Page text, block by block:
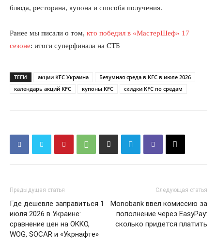
блюда, ресторана, купона и способа получения.
Ранее мы писали о том, кто победил в «МастерШеф» 17
сезоне: итоги суперфинала на СТБ
ТЕГИ акции KFC Украина
Безумная среда в KFC в июле 2026
календарь акций KFC
купоны KFC скидки KFC по средам
Предыдущая статья
Где дешевле заправиться 1
июля 2026 в Украине:
сравнение цен на OKKO,
WOG, SOCAR и «Укрнафте»
Следующая статья
Monobank ввел комиссию за
пополнение через EasyPay:
сколько придется платить